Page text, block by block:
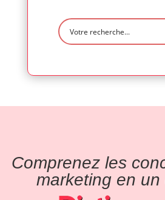
Comprenez les
marketing en un